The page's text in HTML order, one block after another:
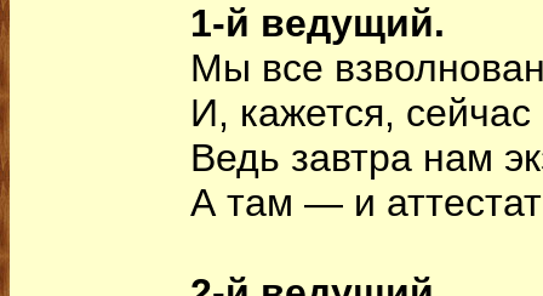
1-й ведущий.
Мы все
И, кажется,
Ведь завтра нам
А там — и